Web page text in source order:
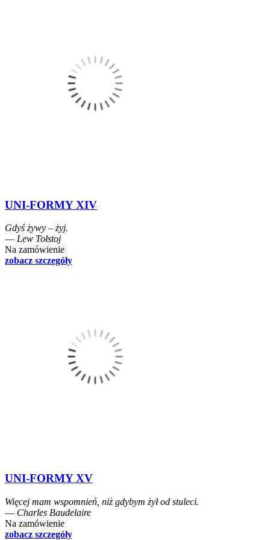
UNI-FORMY XIV
Gdyś żywy – żyj.
― Lew Tołstoj
Na zamówienie
zobacz szczegóły
UNI-FORMY XV
Więcej mam wspomnień, niż gdybym żył od stuleci.
― Charles Baudelaire
Na zamówienie
zobacz szczegóły